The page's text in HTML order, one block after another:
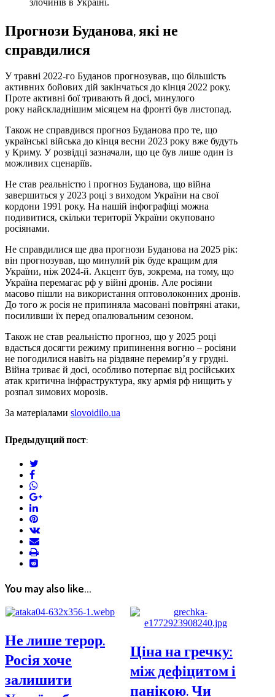
злочинів в Україні.
Прогнози Буданова, які не
справдилися
У травні 2022-го Буданов прогнозував, що більшість
активних бойових дій закінчаться до кінця 2022 року.
Проте активні бої тривають й досі, минулого
року найскладнішим місяцем на фронті був листопад.
Також не справдився прогноз Буданова про те, що
українські війська до кінця весни 2023 року вже будуть
у Криму. У розвідці зазначали, що це був лише один із
можливих сценаріїв.
Не став реальністю і прогноз Буданова, що війна
завершиться у 2023 році з виходом України на свої
кордони 1991 року. На нашій інфографіці можна
подивитися, скільки території України окуповано
росіянами.
Не справдилися ще два прогнози Буданова на 2025 рік:
він прогнозував, що минулий рік буде кращим для
України, ніж 2024-й. Акцент був, зокрема, на тому, що
Україна перемагає рф у війні дронів. Але росіяни
масово пішли на використання оптоволоконних дронів.
До того ж росія не припиняла масовані повітряні атаки,
посиливши їх перед опалювальним сезоном.
Також не став реальністю прогноз, що у 2025 році
вдасться досягти режиму припинення вогню – росіяни
не погодилися навіть на різдвяне перемир’я у грудні.
Війна триває й досі, особливо потерпає від російських
атак критична інфраструктура, яку армія рф нищить у
розпал зимових морозів.
За матеріалами slovoidilo.ua
Предыдущий пост:
facebook
google+
linkedin
pinterest
vkontakte
email
print
reddit
reddit
You may also like...
Не лише терор.
Росія хоче
залишити
Ціна на гречку:
між дефіцитом і
панікою. Чи